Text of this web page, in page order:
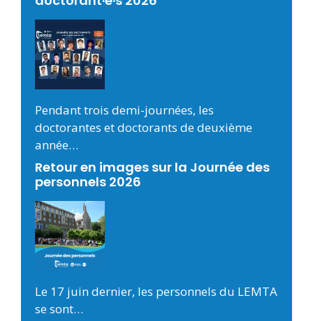
Pendant trois demi-journées, les
doctorantes et doctorants de deuxième
année…
Retour en images sur la Journée des
personnels 2026
Le 17 juin dernier, les personnels du LEMTA
se sont…